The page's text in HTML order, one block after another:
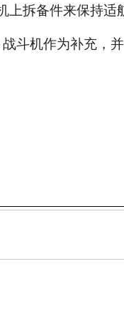
拆备件来保持适
斗机作为补充，